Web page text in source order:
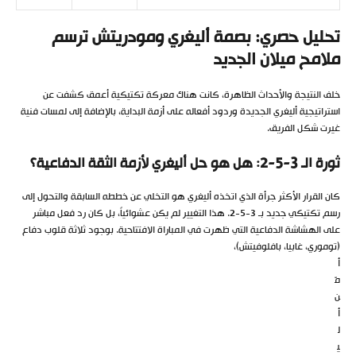
تحليل حصري: بصمة أليغري ومودريتش ترسم
ملامح ميلان الجديد
خلف النتيجة والأحداث الظاهرة، كانت هناك معركة تكتيكية أعمق كشفت عن
استراتيجية أليغري الجديدة وردود أفعاله على أزمة البداية، بالإضافة إلى لمسات فنية
غيرت شكل الفريق.
ثورة الـ 3-5-2: هل هو حل أليغري لأزمة الثقة الدفاعية؟
كان القرار الأكثر جرأة الذي اتخذه أليغري هو التخلي عن خططه السابقة والتحول إلى
رسم تكتيكي جديد بـ 3-5-2. هذا التغيير لم يكن عشوائياً، بل كان رد فعل مباشر
على الهشاشة الدفاعية التي ظهرت في المباراة الافتتاحية. بوجود ثلاثة قلوب دفاع
(توموري، غابيا، بافلوفيتش)،
أ
مّ
ن
أ
ل
ي